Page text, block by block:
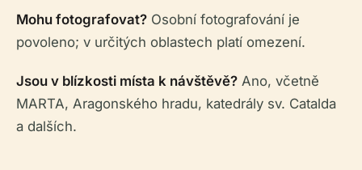
Mohu fotografovat? Osobní fotografování je
povoleno; v určitých oblastech platí omezení.
Jsou v blízkosti místa k návštěvě? Ano, včetně
MARTA, Aragonského hradu, katedrály sv. Catalda
a dalších.